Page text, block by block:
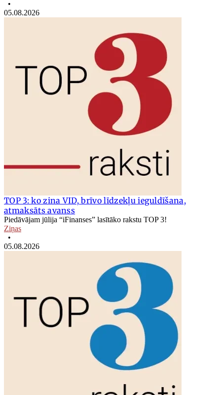
•
05.08.2026
TOP 3: ko zina VID, brīvo līdzekļu ieguldīšana,
atmaksāts avanss
Piedāvājam jūlija “iFinanses” lasītāko rakstu TOP 3!
Ziņas
•
05.08.2026